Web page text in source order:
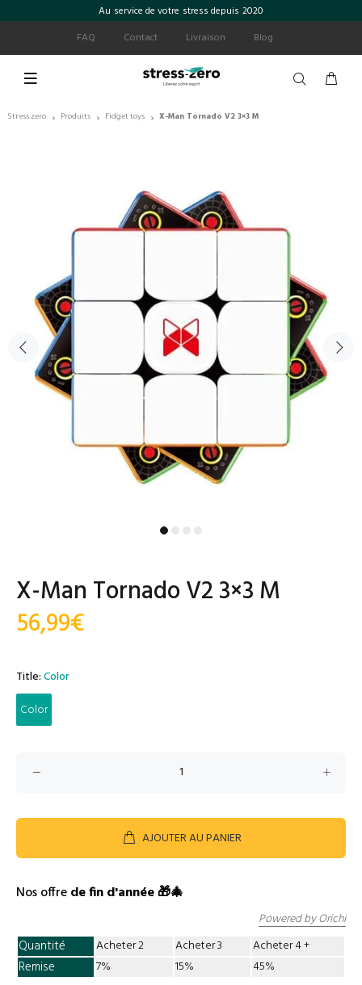
Au service de votre stress depuis 2020
FAQ
Contact Livraison Blog
Stress zero › Produits › Fidget toys › X-Man Tornado V2 3×3 M
X-Man Tornado V2 3×3 M
56,99€
Title:Color
Color
AJOUTER AU PANIER
Nos offrede fin d'année 🎁🎄
Powered by Orichi
Quantité Acheter 2 Acheter 3 Acheter 4
Remise 7% 15%
45%